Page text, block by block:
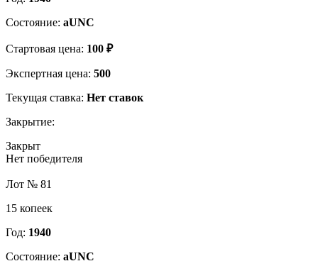
Состояние: aUNC
Стартовая цена: 100 ₽
Экспертная цена: 500
Текущая ставка: Нет ставок
Закрытие:
Закрыт
Нет победителя
Лот № 81
15 копеек
Год: 1940
Состояние: aUNC